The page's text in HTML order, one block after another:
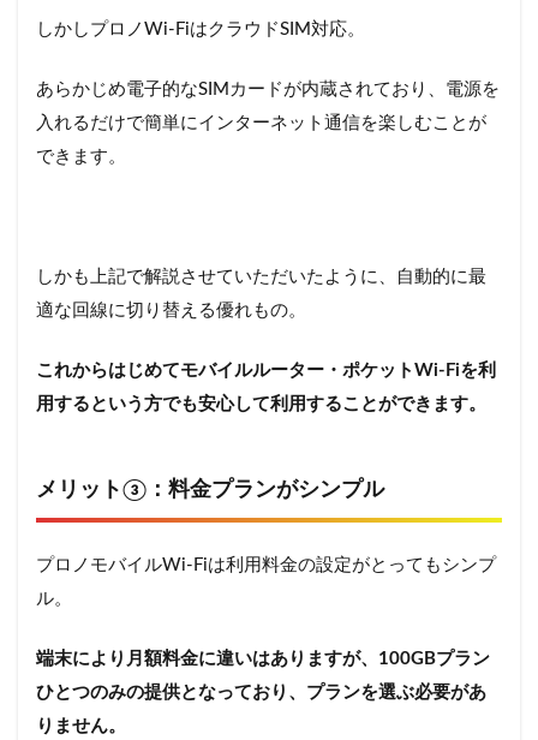
しかしプロノWi-FiはクラウドSIM対応。
あらかじめ電子的なSIMカードが内蔵されており、電源を
入れるだけで簡単にインターネット通信を楽しむことが
できます。
しかも上記で解説させていただいたように、自動的に最
適な回線に切り替える優れもの。
これからはじめてモバイルルーター・ポケットWi-Fiを利
用するという方でも安心して利用することができます。
メリット③：料金プランがシンプル
プロノモバイルWi-Fiは利用料金の設定がとってもシンプ
ル。
端末により月額料金に違いはありますが、100GBプラン
ひとつのみの提供となっており、プランを選ぶ必要があ
りません。